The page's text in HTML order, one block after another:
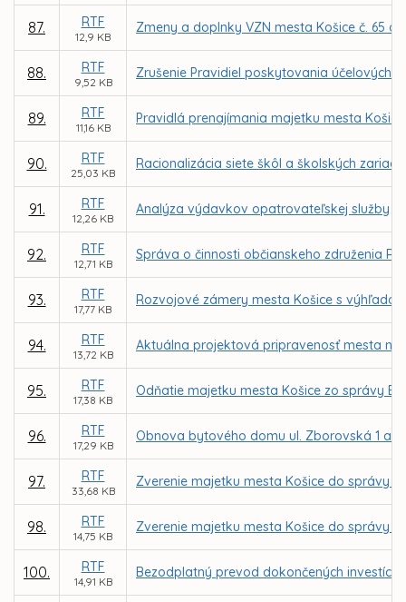
87. RTF
12,9 KB
Zmeny a doplnky VZN mesta Košice č. 65
88. RTF
9,52 KB
Zrušenie Pravidiel poskytovania účelových
89. RTF
11,16 KB
Pravidlá prenajímania majetku mesta
90. RTF
25,03 KB
Racionalizácia siete škôl a školských
91. RTF
12,26 KB
Analýza výdavkov opatrovateľskej služby
92. RTF
12,71 KB
Správa o činnosti občianskeho združenia
93. RTF
17,77 KB
Rozvojové zámery mesta Košice s
94. RTF
13,72 KB
Aktuálna projektová pripravenosť mesta na
95. RTF
17,38 KB
Odňatie majetku mesta Košice zo správy
96. RTF
17,29 KB
Obnova bytového domu ul. Zborovská 1 a 7
97. RTF
33,68 KB
Zverenie majetku mesta Košice do správy
98. RTF
14,75 KB
Zverenie majetku mesta Košice do správy
100. RTF
14,91 KB
Bezodplatný prevod dokončených investícií